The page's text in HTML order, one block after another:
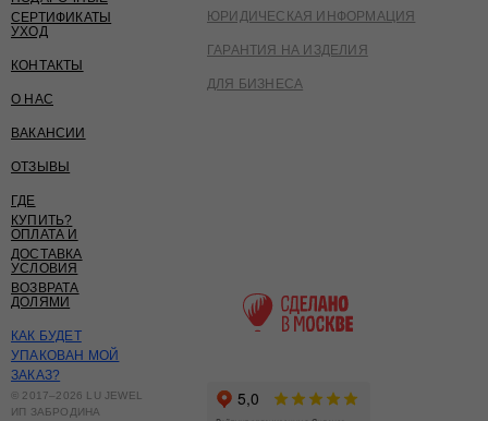
ЮРИДИЧЕСКАЯ ИНФОРМАЦИЯ
ГАРАНТИЯ НА ИЗДЕЛИЯ
ДЛЯ БИЗНЕСА
© 2017–2026 LU JEWEL
ИП ЗАБРОДИНА
СЕРТИФИКАТЫ
КОНТАКТЫ
О НАС
ОПЛАТА И
ДОСТАВКА
УСЛОВИЯ
ВОЗВРАТА
УХОД
ОТЗЫВЫ
ГДЕ
КУПИТЬ?
КАК БУДЕТ
УПАКОВАН МОЙ
ЗАКАЗ?
ВАКАНСИИ
ДОЛЯМИ